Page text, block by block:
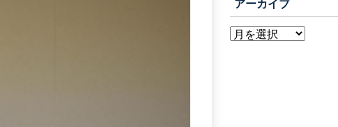
アーカイブ